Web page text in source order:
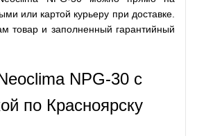
или картой курьеру при доставке.
товар и заполненный гарантийный
NPG-30 с
по Красноярску